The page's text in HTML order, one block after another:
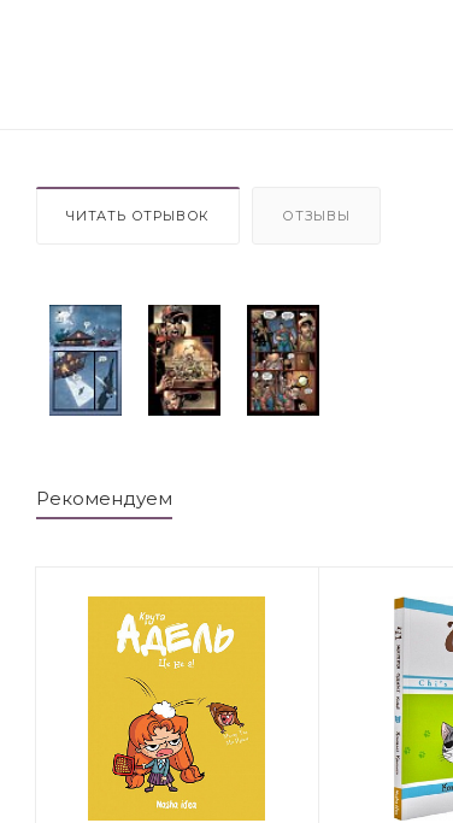
ЧИТАТЬ ОТРЫВОК ОТЗЫВЫ
Рекомендуем